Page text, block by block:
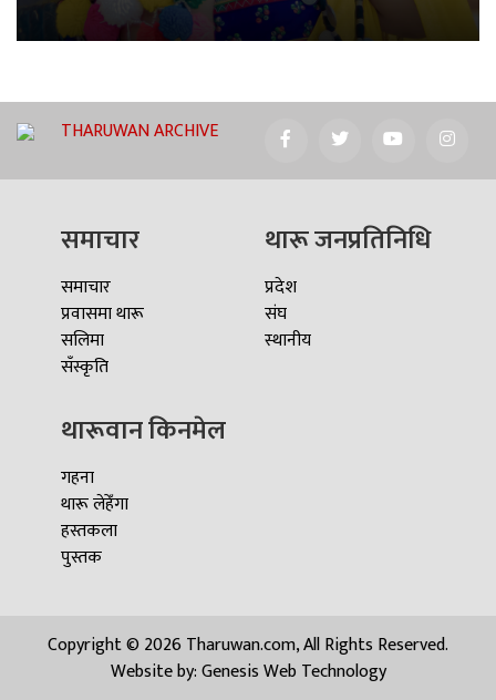
THARUWAN ARCHIVE
समाचार
समाचार
प्रवासमा थारू
सलिमा
सँस्कृति
थारू जनप्रतिनिधि
प्रदेश
संघ
स्थानीय
थारूवान किनमेल
गहना
थारू लेहेँगा
हस्तकला
पुस्तक
Copyright © 2026 Tharuwan.com, All Rights Reserved.
Website by:Genesis Web Technology